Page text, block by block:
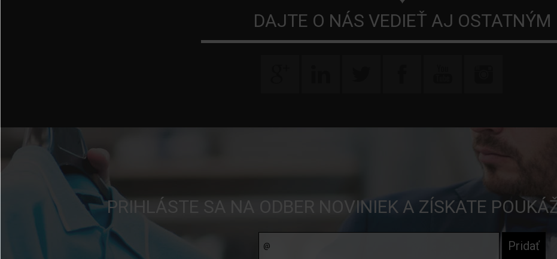
DAJTE O NÁS VEDIEŤ AJ OSTATNÝM
PRIHLÁSTE SA NA ODBER NOVINIEK A ZÍSKATE